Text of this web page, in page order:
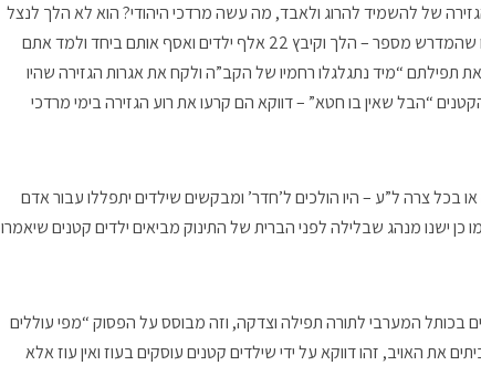
של להשמיד להרוג ולאבד, מה עשה מרדכי היהודי? הוא לא הלך לנצל
את הקשרים שיש לו בבית המלך וכיו”ב, אלא – כמו שהמדרש מספר – הלך וקיבץ 22 אלף ילדים ואסף אותם ביחד ולמד אתם
“מיד נתגלגלו רחמיו של הקב”ה ולקח את אגרות הגזירה שהיו
“הבל שאין בו חטא” – דווקא הם קרעו את רוע הגזירה בימי מרדכי
בכל צרה ל”ע – היו הולכים ל’חדר’ ומבקשים שילדים יתפללו עבור אדם
כן ישנו מנהג שבלילה לפני הברית של התינוק מביאים ילדים קטנים שיאמרו
בכותל המערבי לתורה תפילה וצדקה, וזה מבוסס על הפסוק “מפי עוללים
את האויב, זהו דווקא על ידי שילדים קטנים עוסקים בעוז ואין עוז אלא